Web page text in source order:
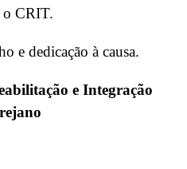
o CRIT.
e dedicação à causa.
e Integração